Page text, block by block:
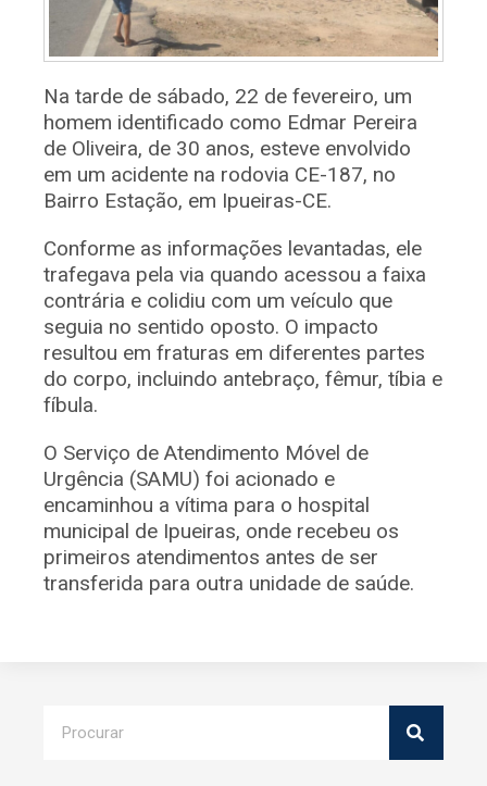
Na tarde de sábado, 22 de fevereiro, um
homem identificado como Edmar Pereira
de Oliveira, de 30 anos, esteve envolvido
em um acidente na rodovia CE-187, no
Bairro Estação, em Ipueiras-CE.
Conforme as informações levantadas, ele
trafegava pela via quando acessou a faixa
contrária e colidiu com um veículo que
seguia no sentido oposto. O impacto
resultou em fraturas em diferentes partes
do corpo, incluindo antebraço, fêmur, tíbia e
fíbula.
O Serviço de Atendimento Móvel de
Urgência (SAMU) foi acionado e
encaminhou a vítima para o hospital
municipal de Ipueiras, onde recebeu os
primeiros atendimentos antes de ser
transferida para outra unidade de saúde.